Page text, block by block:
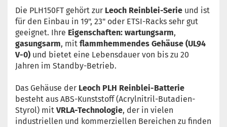
Die PLH150FT gehört zur Leoch Reinblei-Serie und ist
für den Einbau in 19", 23" oder ETSI-Racks sehr gut
geeignet. Ihre Eigenschaften: wartungsarm,
gasungsarm, mit flammhemmendes Gehäuse (UL94
V-0) und bietet eine Lebensdauer von bis zu 20
Jahren im Standby-Betrieb.
Das Gehäuse der Leoch PLH Reinblei-Batterie
besteht aus ABS-Kunststoff (Acrylnitril-Butadien-
Styrol) mit VRLA-Technologie, der in vielen
industriellen und kommerziellen Bereichen zu finden